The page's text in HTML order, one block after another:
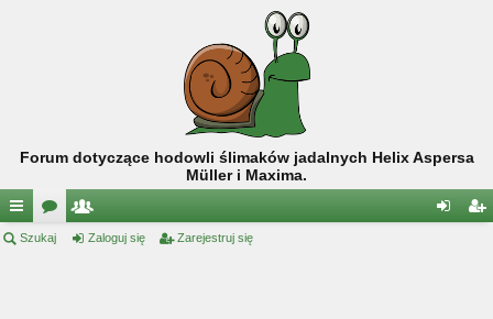
Forum dotyczące hodowli ślimaków jadalnych Helix Aspersa
Müller i Maxima.
ię or ży
Szukaj Zaloguj się Zarejestruj się